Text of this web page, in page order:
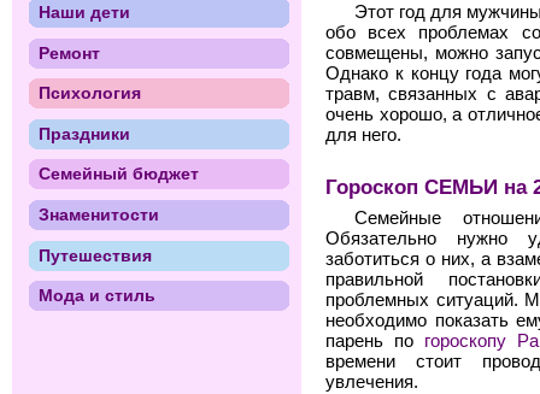
Этот год для
обо всех проблемах
совмещены, можно
Однако к концу года
травм, связанных с
очень хорошо, а
для него.
Гороскоп СЕМЬИ на
Семейные
Обязательно нужно
заботиться о них, а
правильной
проблемных ситуаций.
необходимо показать
парень по гороскопу
времени стоит
увлечения.
Наши дети
Ремонт
Психология
Праздники
Семейный бюджет
Знаменитости
Путешествия
Мода и стиль